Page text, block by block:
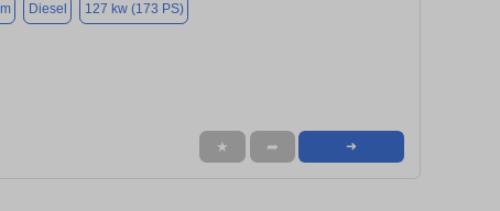
Diesel 127 kw (173 PS)
★ ➦ ➜